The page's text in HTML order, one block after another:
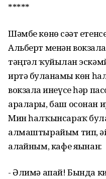
*****
Шәмбе көнө сәғәт
Альберт менән
тәңгәл ҡуйылған
иртә булғанғамы көн
вокзалға инеүсе һәр
аралары, баш осонан
Мин һалҡынсараҡ
алмаштырайым тип,
алғайным, кафе яғынан:
- Әлимә апай! Бында